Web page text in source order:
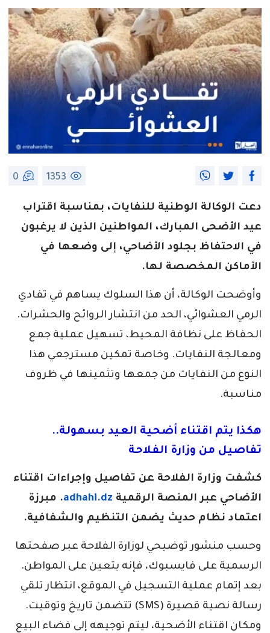
1353
0
دعت الوكالة الوطنية للنفايات، بمناسبة اقتراب
عيد الأضحى المبارك، المواطنين الذين لا يرغبون
في الاحتفاظ بجلود الأضاحي، إلى وضعها في
الأماكن المخصصة لها.
وأوضحت الوكالة، أن هذا السلوك يساهم في تفادي
الرمي العشوائي، الحد من انتشار الروائح والحشرات.
الحفاظ على نظافة المحيط، تسهيل عملية جمع
ومعالجة النفايات. وخاصة تمكين مسترجعي هذا
النوع من النفايات من جمعها وتثمينها في ظروف
مناسبة.
هكذا يتم اقتناء أضحية العيد بسهولة..
تفاصيل من وزارة الفلاحة
كشفت وزارة الفلاحة عن تفاصيل وإجراءات اقتناء
الأضاحي عبر المنصة الرقمية adhahi.dz. مبرزة
اعتماد نظام حديث يضمن التنظيم والشفافية.
وحسب منشور توضيحي لوزارة الفلاحة عبر صفحتها
الرسمية على فايسبوك، فإنه يتعين على المواطن.
بعد إتمام عملية التسجيل في الموقع، انتظار تلقي
رسالة نصية قصيرة (SMS) تتضمن تاريخ وتوقيت.
ومكان اقتناء الأضحية، ليتم توجيهه إلى فضاء البيع